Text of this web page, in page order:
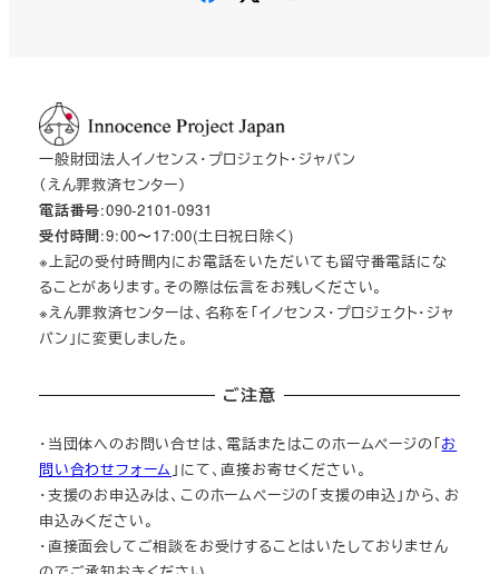
一般財団法人イノセンス・プロジェクト・ジャパン
（えん罪救済センター）
電話番号:090-2101-0931
受付時間:9:00〜17:00(土日祝日除く)
※上記の受付時間内にお電話をいただいても留守番電話にな
ることがあります。その際は伝言をお残しください。
※えん罪救済センターは、名称を「イノセンス・プロジェクト・ジャ
パン」に変更しました。
ご注意
・当団体へのお問い合せは、電話またはこのホームページの「お
問い合わせフォーム 」にて、直接お寄せください。
・支援のお申込みは、このホームページの「支援の申込」から、お
申込みください。
・直接面会してご相談をお受けすることはいたしておりません